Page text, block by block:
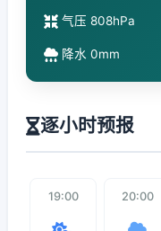
气压 808hPa
降水 0mm
逐小时预报
19:00 20:00